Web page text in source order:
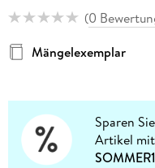
(0
Mängelexemplar
Sparen
Artikel